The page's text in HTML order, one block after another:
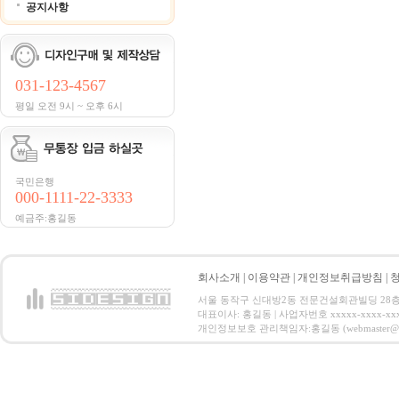
공지사항
031-123-4567
평일 오전 9시 ~ 오후 6시
국민은행
000-1111-22-3333
예금주:홍길동
회사소개 이용약관 개인정보취급방침
서울 동작구 신대방2동 전문건설회관빌딩 28
대표이사: 홍길동 | 사업자번호 xxxxx-xxxx-
개인정보보호 관리책임자:홍길동